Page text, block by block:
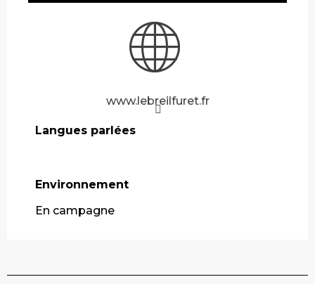
www.lebreilfuret.fr
Langues parlées
Langues parlées
Environnement
Environnement
En campagne